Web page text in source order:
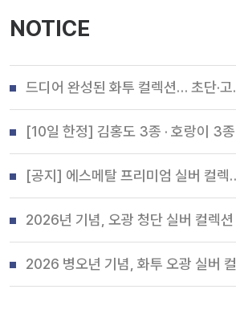
NOTICE
드디어 완성된 화투 컬렉션… 초단·고도리 출시 안내
[10일 한정] 김홍도 3종 · 호랑이 3종 컬렉션 30세트 특별 할인 판매 안내
[공지] 에스메탈 프리미엄 실버 컬렉션 '화투 오광(五光)' 출시 안내
2026년 기념, 오광 청단 실버 컬렉션 출시 안내 (200개 한정)
2026 병오년 기념, 화투 오광 실버 컬렉션 출시 안내